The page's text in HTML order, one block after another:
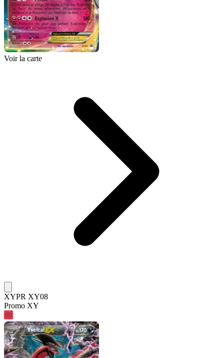
Voir la carte
XYPR XY08
Promo XY